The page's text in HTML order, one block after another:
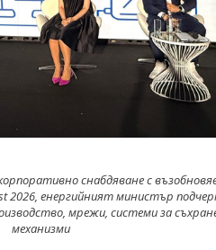
снабдяване с
2026, енергийният министър
мрежи, системи за
механизми